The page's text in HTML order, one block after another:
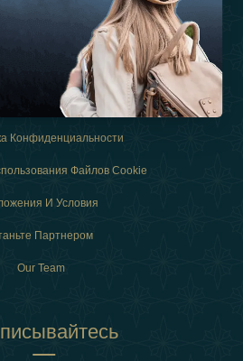
Связаться
Конфиденциальности
Файлов Cookie
И Условия
Партнером
Our Team